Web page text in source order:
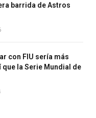
barrida de Astros
con FIU sería más
la Serie Mundial de